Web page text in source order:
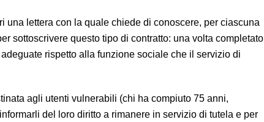
lettera con la quale chiede di conoscere, per ciascuna
sottoscrivere questo tipo di contratto: una volta completato
rispetto alla funzione sociale che il servizio di
agli utenti vulnerabili (chi ha compiuto 75 anni,
del loro diritto a rimanere in servizio di tutela e per